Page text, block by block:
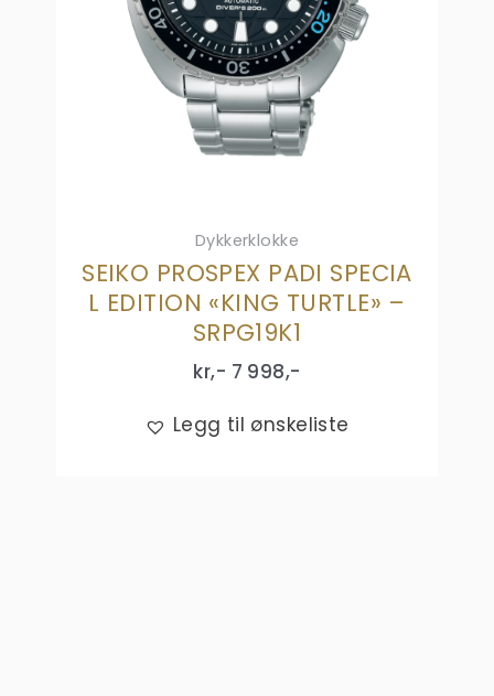
Dykkerklokke
SEIKO PROSPEX PADI SPECIA
L EDITION «KING TURTLE» –
SRPG19K1
kr,- 7 998,-
Legg til ønskeliste